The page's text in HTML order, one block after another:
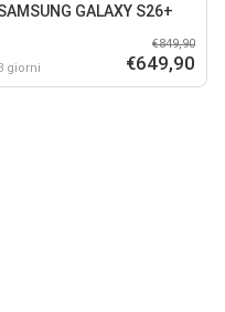
GALAXY S26+
giorni
€849,90
€649,90